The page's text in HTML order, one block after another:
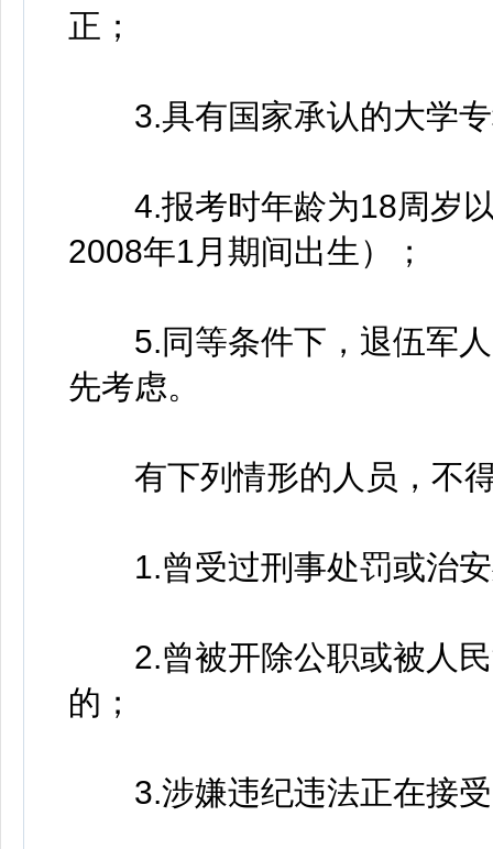
正；
3.具有国家承认的大学专
4.报考时年龄为18周岁以
2008年1月期间出生）；
5.同等条件下，退伍军人
先考虑。
有下列情形的人员，不
1.曾受过刑事处罚或治安
2.曾被开除公职或被人民
的；
3.涉嫌违纪违法正在接受